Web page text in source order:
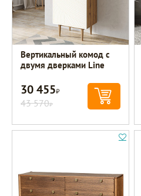
Вертикальный комод с
двумя дверками Line
30 455Р
43 570Р